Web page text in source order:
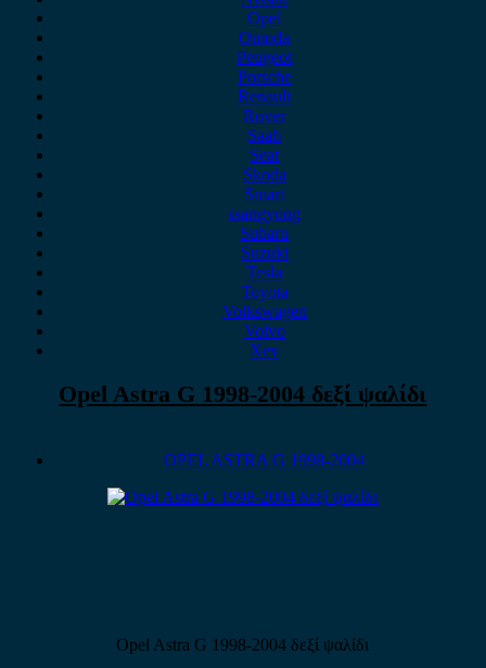
Opel
Omoda
Peugeot
Porsche
Renault
Rover
Saab
Seat
Skoda
Smart
ssangyong
Subaru
Suzuki
Tesla
Toyota
Volkswagen
Volvo
Xev
Opel Astra G 1998-2004 δεξί ψαλίδι
OPEL ASTRA G 1998-2004
Opel Astra G 1998-2004 δεξί ψαλίδι